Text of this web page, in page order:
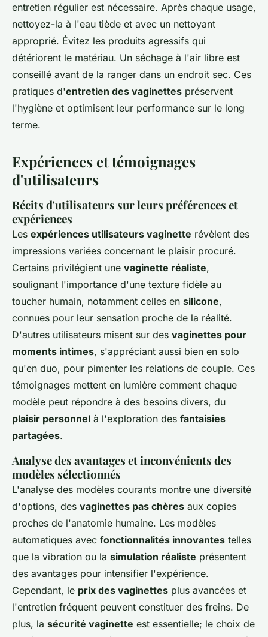
entretien régulier est nécessaire. Après chaque usage,
nettoyez-la à l'eau tiède et avec un nettoyant
approprié. Évitez les produits agressifs qui
détériorent le matériau. Un séchage à l'air libre est
conseillé avant de la ranger dans un endroit sec. Ces
pratiques d'entretien des vaginettes préservent
l'hygiène et optimisent leur performance sur le long
terme.
Expériences et témoignages
d'utilisateurs
Récits d'utilisateurs sur leurs préférences et
expériences
Les expériences utilisateurs vaginette révèlent des
impressions variées concernant le plaisir procuré.
Certains privilégient une vaginette réaliste,
soulignant l'importance d'une texture fidèle au
toucher humain, notamment celles en silicone,
connues pour leur sensation proche de la réalité.
D'autres utilisateurs misent sur des vaginettes pour
moments intimes, s'appréciant aussi bien en solo
qu'en duo, pour pimenter les relations de couple. Ces
témoignages mettent en lumière comment chaque
modèle peut répondre à des besoins divers, du
plaisir personnel à l'exploration des fantaisies
partagées.
Analyse des avantages et inconvénients des
modèles sélectionnés
L'analyse des modèles courants montre une diversité
d'options, des vaginettes pas chères aux copies
proches de l'anatomie humaine. Les modèles
automatiques avec fonctionnalités innovantes telles
que la vibration ou la simulation réaliste présentent
des avantages pour intensifier l'expérience.
Cependant, le prix des vaginettes plus avancées et
l'entretien fréquent peuvent constituer des freins. De
plus, la sécurité vaginette est essentielle; le choix de